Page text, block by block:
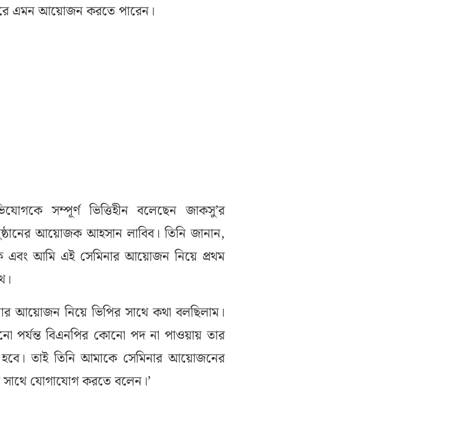
এমন আয়োজন করতে পারেন।
সম্পূর্ণ ভিত্তিহীন বলেছেন জাকসু’র
আয়োজক আহসান লাবিব। তিনি জানান,
আমি এই সেমিনার আয়োজন নিয়ে প্রথম
আয়োজন নিয়ে ভিপির সাথে কথা বলছিলাম।
পর্যন্ত বিএনপির কোনো পদ না পাওয়ায় তার
তাই তিনি আমাকে সেমিনার আয়োজনের
সাথে যোগাযোগ করতে বলেন।’